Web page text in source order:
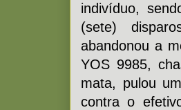
indivíduo,
(sete)
abandonou a
YOS 9985,
mata, pulou
contra o